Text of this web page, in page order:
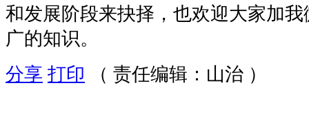
和发展阶段来抉择，也欢迎大家加
广的知识。
分享 打印 （ 责任编辑：山治 ）